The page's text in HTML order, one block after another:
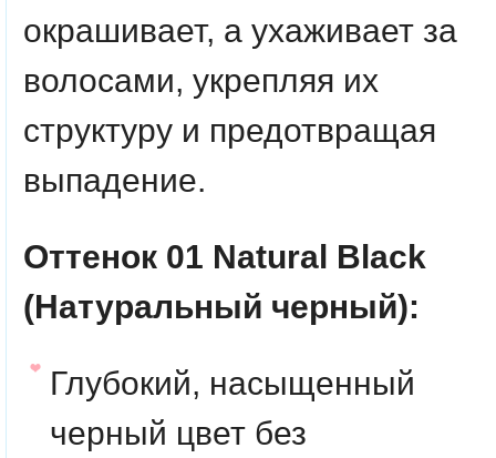
окрашивает, а ухаживает за
волосами, укрепляя их
структуру и предотвращая
выпадение.
Оттенок 01 Natural Black
(Натуральный черный):
Глубокий, насыщенный
черный цвет без